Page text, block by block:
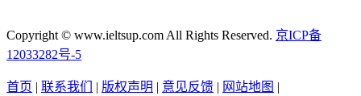
Copyright © www.ieltsup.com All Rights Reserved. 京ICP备
12033282号-5
首页 | 联系我们 | 版权声明 | 意见反馈 | 网站地图 |